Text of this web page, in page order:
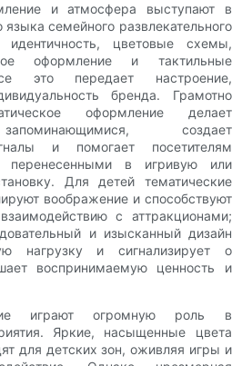
и атмосфера выступают в
семейного развлекательного
идентичность, цветовые схемы,
оформление и тактильные
это передает настроение,
бренда. Грамотно
оформление делает
создает
и помогает посетителям
перенесенными в игривую или
Для детей тематические
воображение и способствуют
с аттракционами;
и изысканный дизайн
нагрузку и сигнализирует о
воспринимаемую ценность и
играют огромную роль в
Яркие, насыщенные цвета
для детских зон, оживляя игры и